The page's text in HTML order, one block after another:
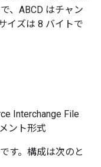
、ABCD はチャン
イズは 8 バイトで
Interchange File
ント形式
す。 構成は次のと